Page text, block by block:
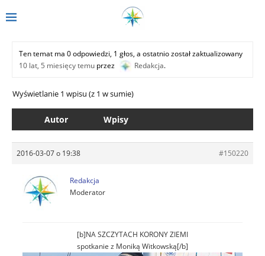
Ten temat ma 0 odpowiedzi, 1 głos, a ostatnio został zaktualizowany
10 lat, 5 miesięcy temu przez Redakcja.
Wyświetlanie 1 wpisu (z 1 w sumie)
Autor Wpisy
2016-03-07 o 19:38 #150220
Redakcja
Moderator
[b]NA SZCZYTACH KORONY ZIEMI
spotkanie z Moniką Witkowską[/b]